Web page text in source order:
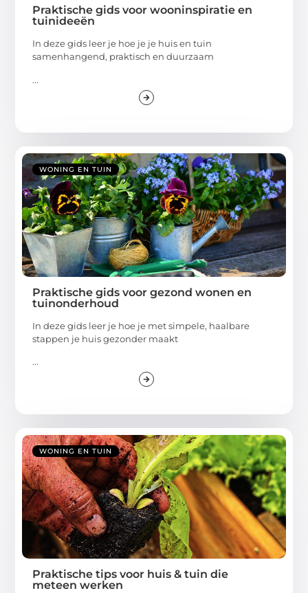
Praktische gids voor wooninspiratie en
tuinideeën
In deze gids leer je hoe je je huis en tuin
samenhangend, praktisch en duurzaam
...
WONING EN TUIN
Praktische gids voor gezond wonen en
tuinonderhoud
In deze gids leer je hoe je met simpele, haalbare
stappen je huis gezonder maakt
...
WONING EN TUIN
Praktische tips voor huis & tuin die
meteen werken